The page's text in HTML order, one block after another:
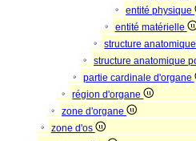
entité physique
entité matérielle
structure
structure anatomique
partie cardinale d'organe
région d'organe
zone d'organe
zone d'os